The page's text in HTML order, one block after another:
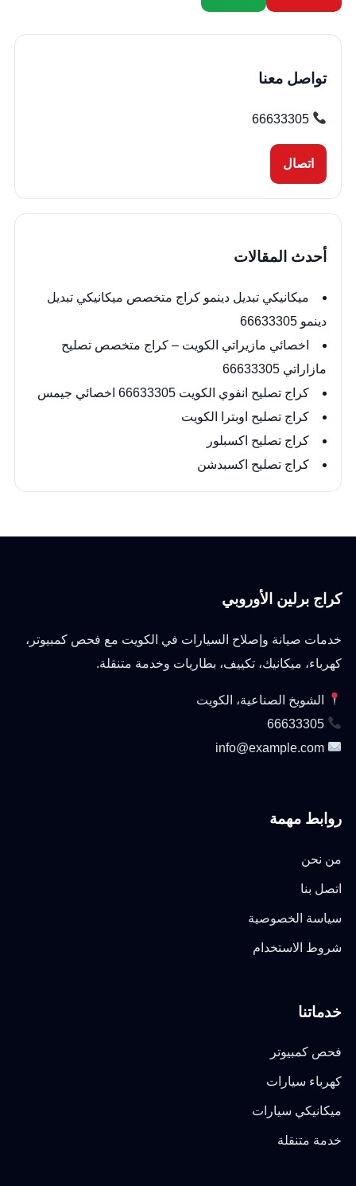
تواصل معنا
66633305
اتصال
أحدث المقالات
ميكانيكي تبديل دينمو كراج متخصص ميكانيكي تبديل
دينمو 66633305
اخصائي مازيراتي الكويت – كراج متخصص تصليح
مازاراتي 66633305
كراج تصليح انفوي الكويت 66633305 اخصائي جيمس
كراج تصليح اوبترا الكويت
كراج تصليح اكسبلور
كراج تصليح اكسبدشن
كراج برلين الأوروبي
خدمات صيانة وإصلاح السيارات في الكويت مع فحص كمبيوتر،
كهرباء، ميكانيك، تكييف، بطاريات وخدمة متنقلة.
الشويخ الصناعية، الكويت
66633305
info@example.com
روابط مهمة
من نحن
اتصل بنا
سياسة الخصوصية
شروط الاستخدام
خدماتنا
فحص كمبيوتر
كهرباء سيارات
ميكانيكي سيارات
خدمة متنقلة